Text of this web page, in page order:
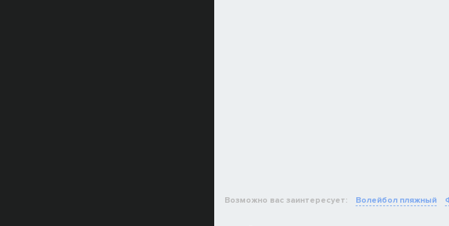
Возможно вас заинтересует: Волейбол пляжный